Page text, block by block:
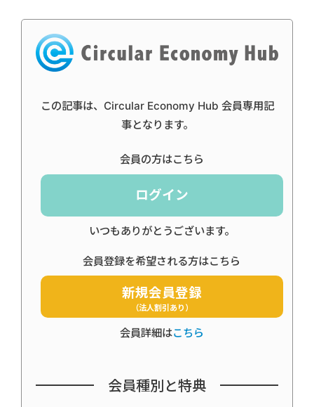
この記事は、Circular Economy Hub 会員専用記
事となります。
会員の方はこちら
ログイン
いつもありがとうございます。
会員登録を希望される方はこちら
新規会員登録
（法人割引あり）
会員詳細はこちら
会員種別と特典